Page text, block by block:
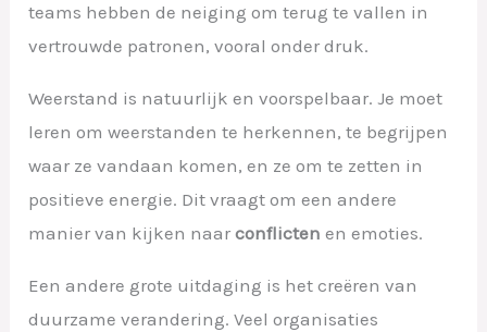
teams hebben de neiging om terug te vallen in
vertrouwde patronen, vooral onder druk.
Weerstand is natuurlijk en voorspelbaar. Je moet
leren om weerstanden te herkennen, te begrijpen
waar ze vandaan komen, en ze om te zetten in
positieve energie. Dit vraagt om een andere
manier van kijken naarconflicten en emoties.
Een andere grote uitdaging is het creëren van
duurzame verandering. Veel organisaties